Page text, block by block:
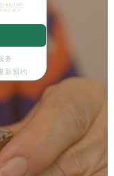
务
新预约